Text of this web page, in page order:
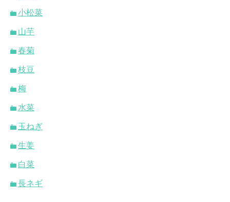
小松菜
山芋
春菊
枝豆
梅
水菜
玉ねぎ
生姜
白菜
長ネギ